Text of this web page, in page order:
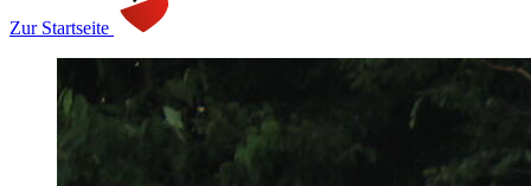
Zur Startseite